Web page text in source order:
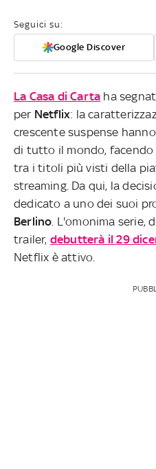
Seguici su:
Google Discover
La Casa di Carta ha
per Netflix: la
crescente suspense
di tutto il mondo, facendo
tra i titoli più visti della
streaming. Da qui, la
dedicato a uno dei suoi
Berlino . L'omonima
trailer, debutterà il29
Netflix è attivo.